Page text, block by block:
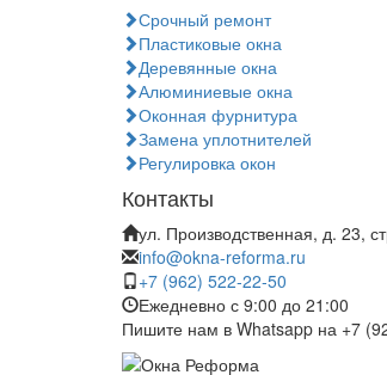
Срочный ремонт
Пластиковые окна
Деревянные окна
Алюминиевые окна
Оконная фурнитура
Замена уплотнителей
Регулировка окон
Контакты
ул. Производственная, д. 23,
info@okna-reforma.ru
+7 (962) 522‑22‑50
Ежедневно с 9:00 до 21:00
Пишите нам в Whatsapp на +7